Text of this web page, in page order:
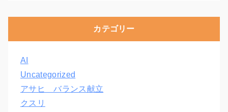
カテゴリー
AI
Uncategorized
アサヒ バランス献立
クスリ